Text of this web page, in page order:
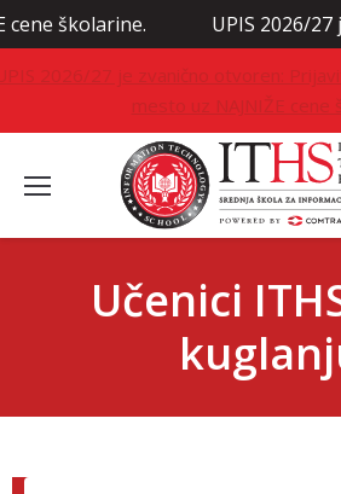
UPIS 2026/27 je
2026/27 je zvanično otvoren:
mesto uz NAJNIŽE cene
Učenici